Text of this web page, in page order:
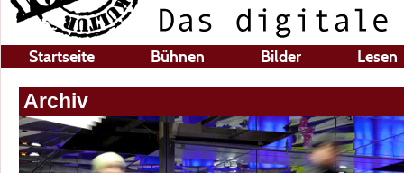
Startseite Bühnen Bilder Lesen
Archiv